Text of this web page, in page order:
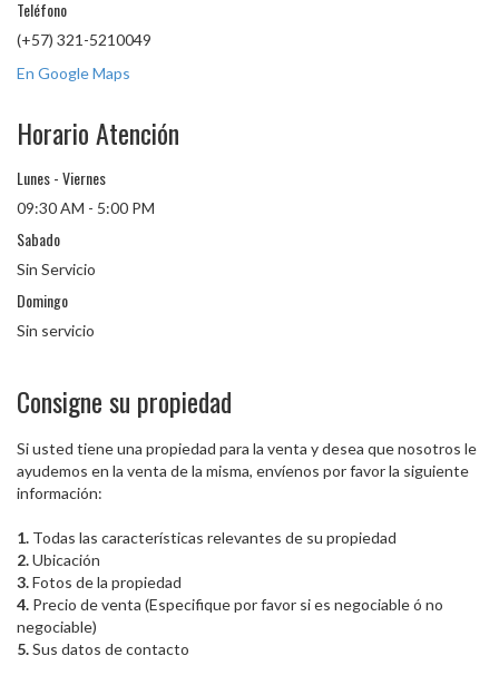
Teléfono
(+57) 321-5210049
En Google Maps
Horario Atención
Lunes - Viernes
09:30 AM - 5:00 PM
Sabado
Sin Servicio
Domingo
Sin servicio
Consigne su propiedad
Si usted tiene una propiedad para la venta y desea que nosotros le
ayudemos en la venta de la misma, envíenos por favor la siguiente
información:
1. Todas las características relevantes de su propiedad
2.Ubicación
3.Fotos de la propiedad
4. Precio de venta (Especifique por favor si es negociable ó no
negociable)
5.Sus datos de contacto